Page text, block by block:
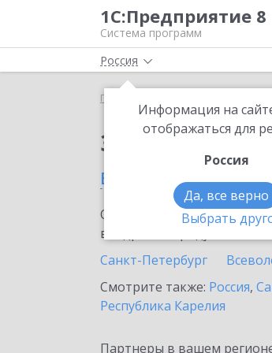
1С:Предприятие 8
Система программ
Россия
Информация на
отображаться для
Россия
Да, все верно
Выбрать
Главная
Заказать
в Тихвине
Ознакомьтесь с
внедрение продукта.
Санкт-Петербург
Смотрите также: Россия,
Республика Карелия
Партнеры в вашем